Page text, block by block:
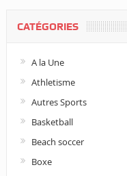
CATÉGORIES
A la Une
Athletisme
Autres Sports
Basketball
Beach soccer
Boxe